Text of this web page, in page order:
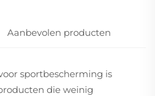
Aanbevolen producten
sportbescherming is
die weinig